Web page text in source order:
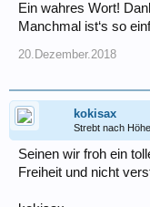
Ein wahres Wort!
Manchmal ist‘s so
20.Dezember.2018
kokisax
Strebt nach
Seinen wir froh ein
Freiheit und nicht